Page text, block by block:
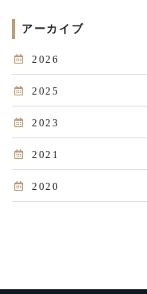
アーカイブ
2026
2025
2023
2021
2020